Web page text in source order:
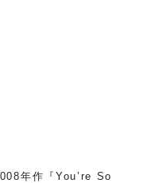
年作『You’re So